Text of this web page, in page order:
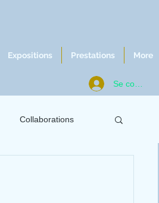
Expositions Prestations More
Se connecter
Collaborations